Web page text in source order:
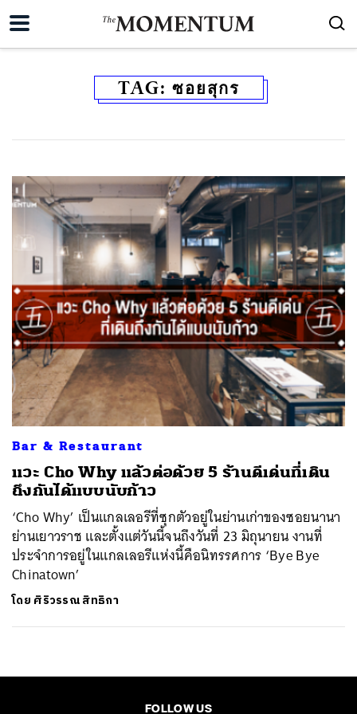
TAG: ซอยสุกร
Bar & Restaurant
แวะ Cho Why แล้วต่อด้วย 5 ร้านดีเด่นที่เดิน
ถึงกันได้แบบนับก้าว
‘Cho Why’ เป็นแกลเลอรีที่ซุกตัวอยู่ในย่านเก่าของซอยนานา
ย่านเยาวราช และตั้งแต่วันนี้จนถึงวันที่ 23 มิถุนายน งานที่
ประจำการอยู่ในแกลเลอรีแห่งนี้คือนิทรรศการ ‘Bye Bye
Chinatown’
โดย ศิริวรรณ สิทธิกา
FOLLOW US
ค้นหา
SHARE TWEET LINE EMAIL